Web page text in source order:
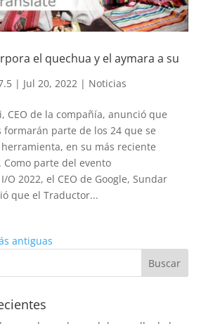
el quechua y el aymara a su
| Jul 20, 2022| Noticias
CEO de la compañía, anunció que
formarán parte de los 24 que se
en su más reciente
Como parte del evento
O 2022, el CEO de Google, Sundar
que el Traductor...
antiguas